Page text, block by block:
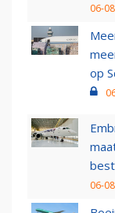
06-
op
06-